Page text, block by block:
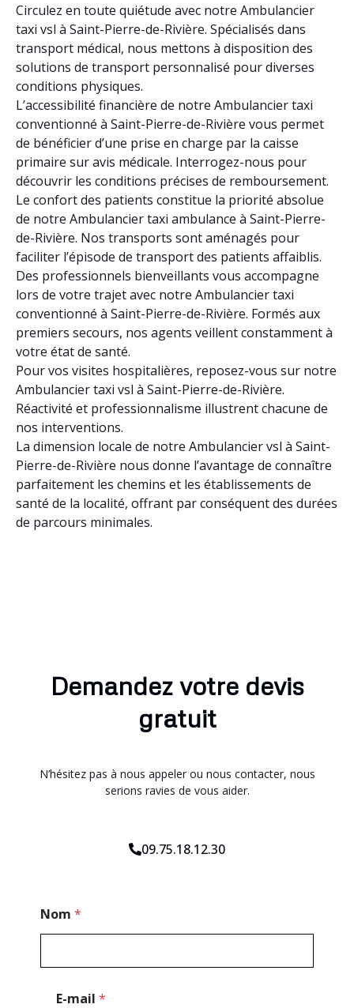
Circulez en toute quiétude avec notre Ambulancier
taxi vsl à Saint-Pierre-de-Rivière. Spécialisés dans
transport médical, nous mettons à disposition des
solutions de transport personnalisé pour diverses
conditions physiques.
L’accessibilité financière de notre Ambulancier taxi
conventionné à Saint-Pierre-de-Rivière vous permet
de bénéficier d’une prise en charge par la caisse
primaire sur avis médicale. Interrogez-nous pour
découvrir les conditions précises de remboursement.
Le confort des patients constitue la priorité absolue
de notre Ambulancier taxi ambulance à Saint-Pierre-
de-Rivière. Nos transports sont aménagés pour
faciliter l’épisode de transport des patients affaiblis.
Des professionnels bienveillants vous accompagne
lors de votre trajet avec notre Ambulancier taxi
conventionné à Saint-Pierre-de-Rivière. Formés aux
premiers secours, nos agents veillent constamment à
votre état de santé.
Pour vos visites hospitalières, reposez-vous sur notre
Ambulancier taxi vsl à Saint-Pierre-de-Rivière.
Réactivité et professionnalisme illustrent chacune de
nos interventions.
La dimension locale de notre Ambulancier vsl à Saint-
Pierre-de-Rivière nous donne l’avantage de connaître
parfaitement les chemins et les établissements de
santé de la localité, offrant par conséquent des durées
de parcours minimales.
Demandez votre devis
gratuit
N’hésitez pas à nous appeler ou nous contacter, nous
serions ravies de vous aider.
09.75.18.12.30
Nom *
E-mail *